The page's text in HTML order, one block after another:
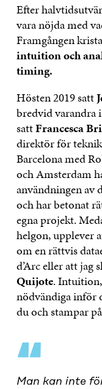
Efter
vara nöjda med
Framgången
intuition och
timing.
Hösten 2019 satt
bredvid varandra
sattFrancesca
direktör för
Barcelona med
och Amsterdam
användningen av
och har betonat
egna projekt.
helgon, upplever
om en rättvis
d’Arc eller att jag
Quijote.
nödvändiga inför
du och stampar
“
Man kan inte